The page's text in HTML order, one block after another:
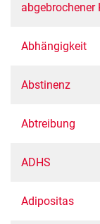
abgebrochener
Abhängigkeit
Abstinenz
Abtreibung
ADHS
Adipositas